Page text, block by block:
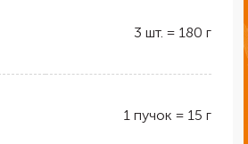
3 шт. = 180 г
1 пучок = 15 г